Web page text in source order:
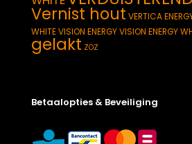
Vernist hout VERTICA
WHITEVISION ENERGYVISION ENERGY
gelakt ZOZ
Betaalopties & Beveiliging